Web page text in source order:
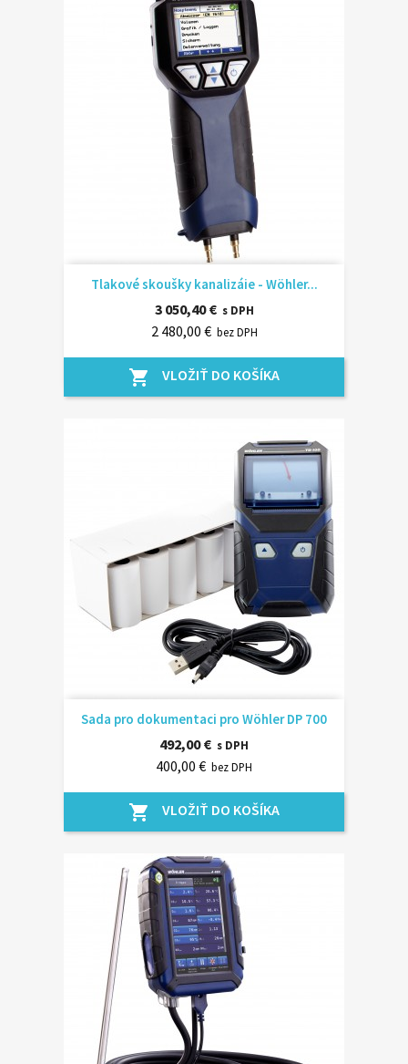
Tlakové skoušky kanalizáie - Wöhler...
3 050,40 € s DPH
2 480,00 € bez DPH
shopping_cart VLOŽIŤ DO KOŠÍKA
Sada pro dokumentaci pro Wöhler DP 700
492,00 € s DPH
400,00 € bez DPH
shopping_cart VLOŽIŤ DO KOŠÍKA